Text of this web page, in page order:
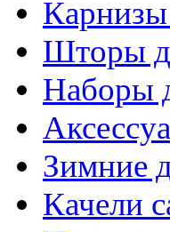
Шторы
Наборы
Зимние
Качели